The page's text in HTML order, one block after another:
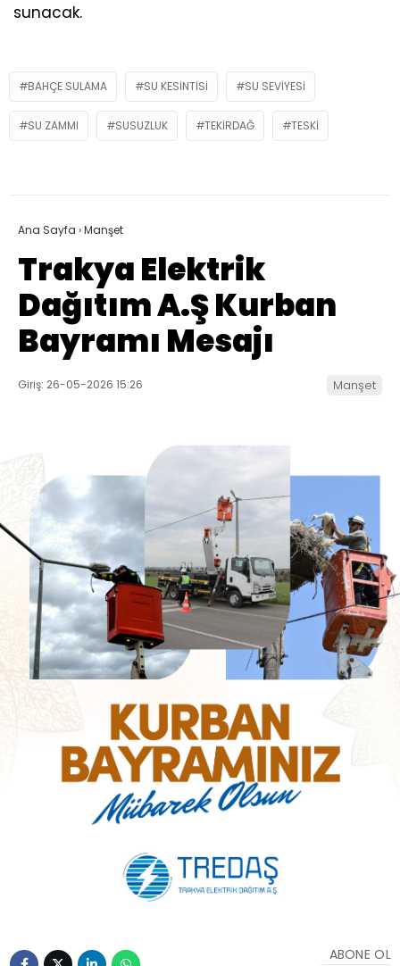
sunacak.
BAHÇE SULAMA SU KESINTISI SU SEVIYESI
SU ZAMMI SUSUZLUK TEKIRDAĞ TESKI
Ana Sayfa ›Manşet
Trakya Elektrik
Dağıtım A.Ş Kurban
Bayramı Mesajı
Giriş: 26-05-2026 15:26 Manşet
ABONE OL